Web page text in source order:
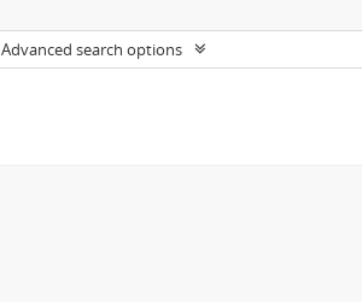
Advanced search options